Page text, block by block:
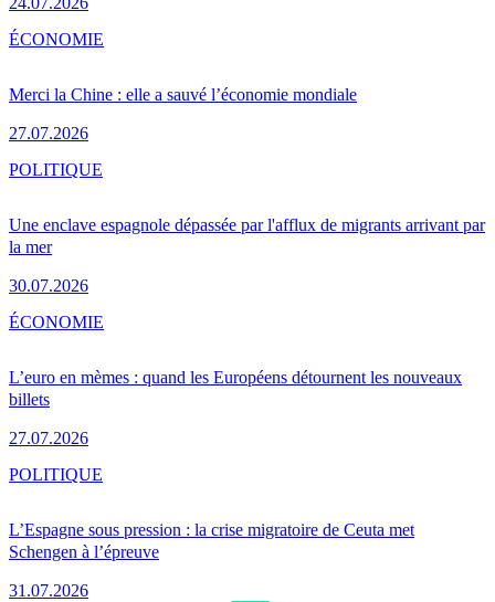
Merci la Chine : elle a sauvé l’économie mondiale
27.07.2026
ÉCONOMIE
Une enclave espagnole dépassée par l'afflux de migrants arrivant par
la mer
30.07.2026
POLITIQUE
L’euro en mèmes : quand les Européens détournent les nouveaux
billets
27.07.2026
ÉCONOMIE
L’Espagne sous pression : la crise migratoire de Ceuta met
Schengen à l’épreuve
31.07.2026
POLITIQUE